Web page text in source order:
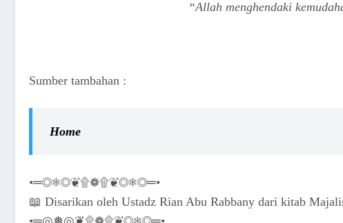
“Allah menghendaki
Sumber tambahan :
Home
•═◎❅◎❦۩❁۩❦◎❅◎═•
📖 Disarikan oleh Ustadz Rian Abu Rabbany dari kitab